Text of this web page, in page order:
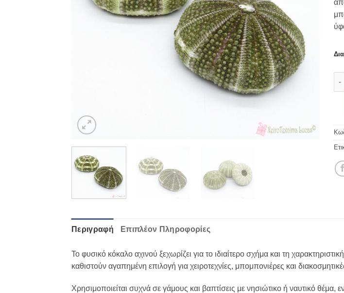
Περιγραφή Επιπλέον Πληροφορίες
Το φυσικό κόκαλο αχινού ξεχωρίζει για το ιδιαίτερο σχήμα και τη
καθιστούν αγαπημένη επιλογή για χειροτεχνίες, μπομπονιέρες και
Χρησιμοποιείται συχνά σε γάμους και βαπτίσεις με νησιώτικο ή ναυτικό